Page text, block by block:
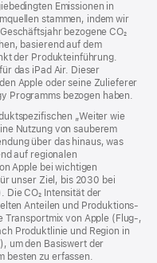
Emissionen in
stammen, indem wir
bezogene CO₂
basierend auf dem
der Produkt­einführung.
das iPad Air. Dieser
Apple oder seine Zulieferer
Programms bezogen haben.
„Weiter wie
Nutzung von sauberem
über das hinaus, was
auf regionalen
Apple bei wichtigen
unser Ziel, bis 2030 bei
Die CO₂ Intensität der
Anteilen und Produktions­
von Apple (Flug‑,
Produktlinie und Region in
um den Basiswert der
besten zu erfassen.